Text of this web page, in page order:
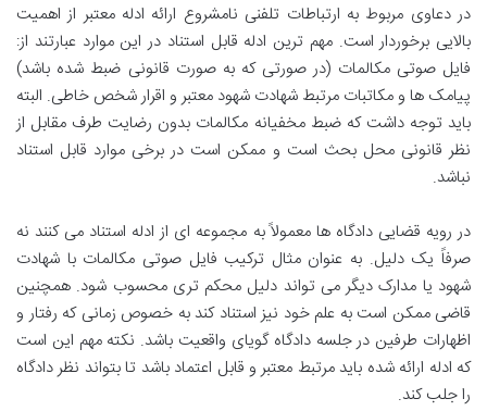
در دعاوی مربوط به ارتباطات تلفنی نامشروع ارائه ادله معتبر از اهمیت
بالایی برخوردار است. مهم ترین ادله قابل استناد در این موارد عبارتند از:
فایل صوتی مکالمات (در صورتی که به صورت قانونی ضبط شده باشد)
پیامک ها و مکاتبات مرتبط شهادت شهود معتبر و اقرار شخص خاطی. البته
باید توجه داشت که ضبط مخفیانه مکالمات بدون رضایت طرف مقابل از
نظر قانونی محل بحث است و ممکن است در برخی موارد قابل استناد
نباشد.
در رویه قضایی دادگاه ها معمولاً به مجموعه ای از ادله استناد می کنند نه
صرفاً یک دلیل. به عنوان مثال ترکیب فایل صوتی مکالمات با شهادت
شهود یا مدارک دیگر می تواند دلیل محکم تری محسوب شود. همچنین
قاضی ممکن است به علم خود نیز استناد کند به خصوص زمانی که رفتار و
اظهارات طرفین در جلسه دادگاه گویای واقعیت باشد. نکته مهم این است
که ادله ارائه شده باید مرتبط معتبر و قابل اعتماد باشد تا بتواند نظر دادگاه
را جلب کند.